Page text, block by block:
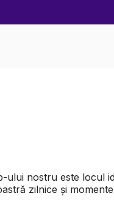
ului nostru este locul
zilnice și